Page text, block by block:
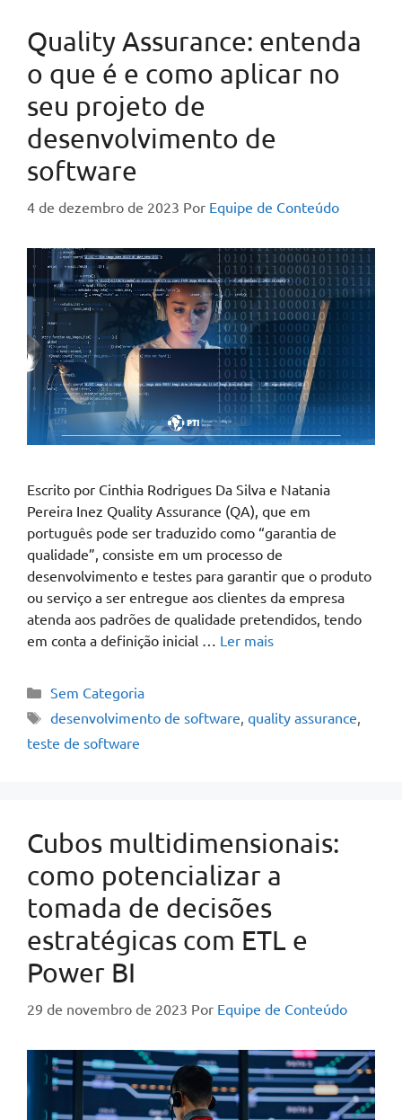
Quality Assurance: entenda
o que é e como aplicar no
seu projeto de
desenvolvimento de
software
4 de dezembro de 2023 Por Equipe de Conteúdo
Escrito por Cinthia Rodrigues Da Silva e Natania
Pereira Inez Quality Assurance (QA), que em
português pode ser traduzido como “garantia de
qualidade”, consiste em um processo de
desenvolvimento e testes para garantir que o produto
ou serviço a ser entregue aos clientes da empresa
atenda aos padrões de qualidade pretendidos, tendo
em conta a definição inicial … Ler mais
Sem Categoria
desenvolvimento de software quality assurance
teste de software
Cubos multidimensionais:
como potencializar a
tomada de decisões
estratégicas com ETL e
Power BI
29 de novembro de 2023 Por Equipe de Conteúdo